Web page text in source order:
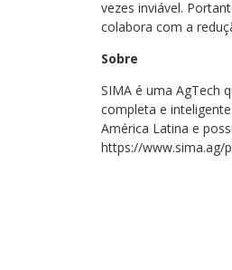
vezes inviável.
colabora com a
Sobre
SIMA é uma AgTech
completa e
América Latina e
https://www.sima.ag/